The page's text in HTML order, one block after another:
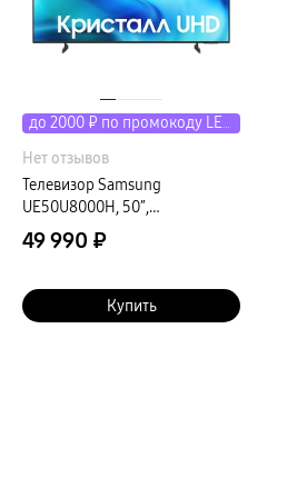
пвз
сплит
до 2000 ₽ по промокоду LETO
Нет отзывов
Телевизор Samsung
UE50U8000H, 50″,
черный+серый
49 990 ₽
Купить